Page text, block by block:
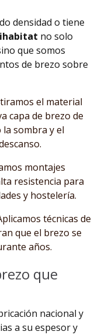
densidad o tiene
no solo
que somos
de brezo sobre
el material
capa de brezo de
la sombra y el
montajes
resistencia para
y hostelería.
técnicas de
que el brezo se
años.
que
nacional y
a su espesor y